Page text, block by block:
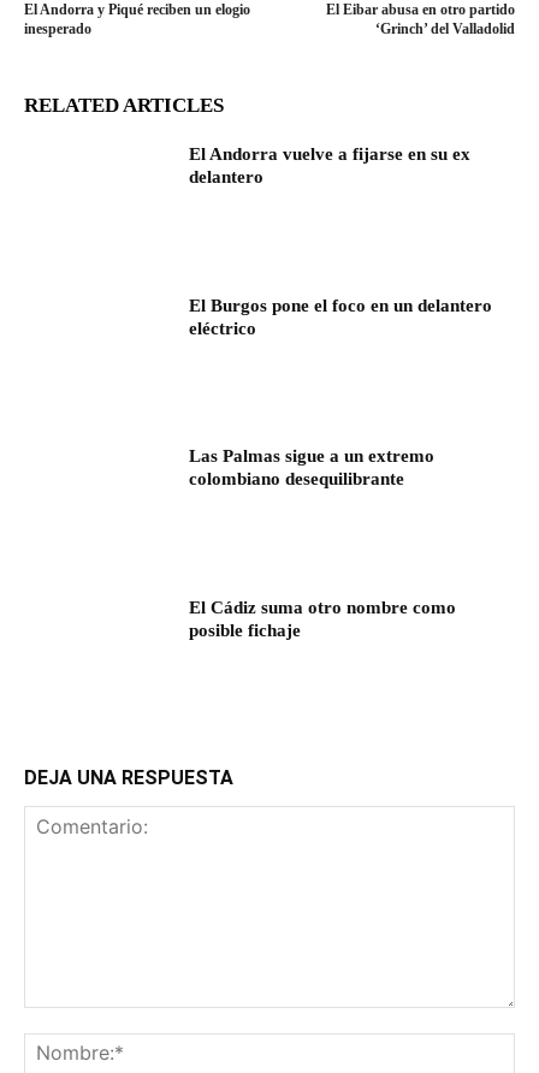
El Andorra y Piqué reciben un elogio
inesperado
El Eibar abusa en otro partido
‘Grinch’ del Valladolid
RELATED ARTICLES
El Andorra vuelve a fijarse en su ex
delantero
El Burgos pone el foco en un delantero
eléctrico
Las Palmas sigue a un extremo
colombiano desequilibrante
El Cádiz suma otro nombre como
posible fichaje
DEJA UNA RESPUESTA